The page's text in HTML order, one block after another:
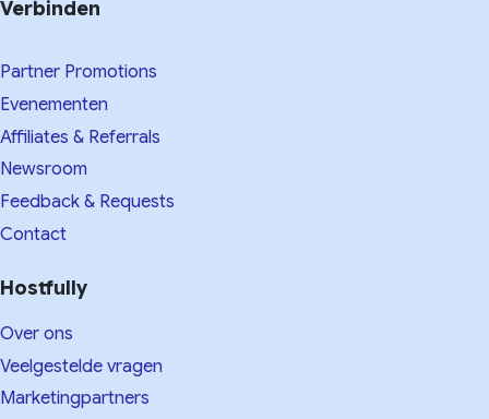
Verbinden
Partner Promotions
Evenementen
Affiliates & Referrals
Newsroom
Feedback & Requests
Contact
Hostfully
Over ons
Veelgestelde vragen
Marketingpartners